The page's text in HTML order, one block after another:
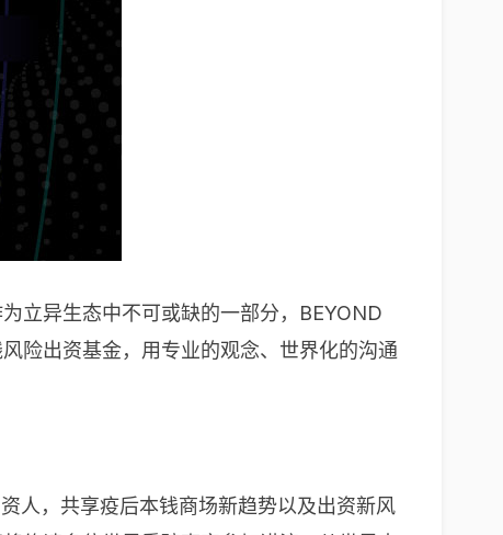
立异生态中不可或缺的一部分，BEYOND
险出资基金，用专业的观念、世界化的沟通
人，共享疫后本钱商场新趋势以及出资新风